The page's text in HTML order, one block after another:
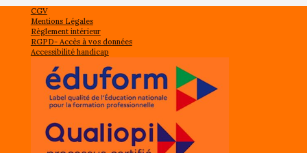
CGV
Mentions Légales
Règlement intérieur
RGPD- Accès à vos données
Accessibilité handicap